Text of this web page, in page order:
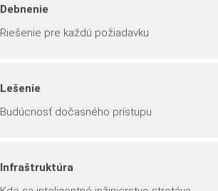
Debnenie
Riešenie pre každú požiadavku
Lešenie
Budúcnosť dočasného prístupu
Infraštruktúra